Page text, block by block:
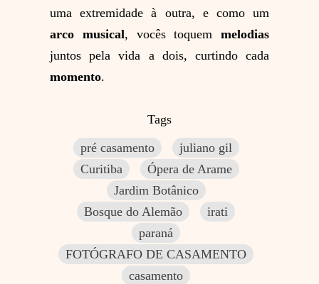
uma extremidade à outra, e como um
arco musical, vocês toquem melodias
juntos pela vida a dois, curtindo cada
momento.
Tags
pré casamento
juliano gil
Curitiba
Ópera de Arame
Jardim Botânico
Bosque do Alemão
irati
paraná
FOTÓGRAFO DE CASAMENTO
casamento